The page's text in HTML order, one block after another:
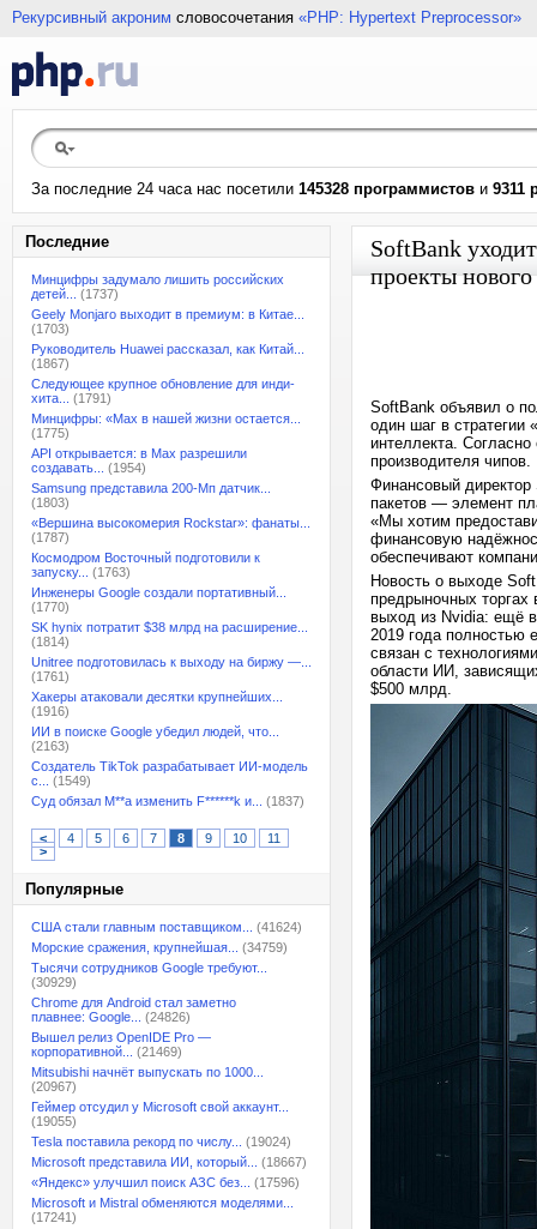
Рекурсивный акроним словосочетания «PHP: Hypertext Preprocessor»
За последние 24 часа нас посетили 145328 программистов и 9311
Последние
Минцифры задумало лишить российских
детей...
(1737)
Geely Monjaro выходит в премиум: в Китае...
(1703)
Руководитель Huawei рассказал, как Китай...
(1867)
Следующее крупное обновление для инди-
хита...
(1791)
Минцифры: «Max в нашей жизни остается...
(1775)
API открывается: в Max разрешили
создавать...
(1954)
Samsung представила 200-Мп датчик...
(1803)
«Вершина высокомерия Rockstar»: фанаты...
(1787)
Космодром Восточный подготовили к
запуску...
(1763)
Инженеры Google создали портативный...
(1770)
SK hynix потратит $38 млрд на расширение...
(1814)
Unitree подготовилась к выходу на биржу —...
(1761)
Хакеры атаковали десятки крупнейших...
(1916)
ИИ в поиске Google убедил людей, что...
(2163)
Создатель TikTok разрабатывает ИИ-модель
с...
(1549)
Суд обязал M**a изменить F******k и...
(1837)
< 4 5 6 7 8 9 10
11
>
Популярные
США стали главным поставщиком...
(41624)
Морские сражения, крупнейшая...
(34759)
Тысячи сотрудников Google требуют...
(30929)
Chrome для Android стал заметно
плавнее: Google...
(24826)
Вышел релиз OpenIDE Pro —
корпоративной...
(21469)
Mitsubishi начнёт выпускать по 1000...
(20967)
Геймер отсудил у Microsoft свой аккаунт...
(19055)
Tesla поставила рекорд по числу...
(19024)
Microsoft представила ИИ, который...
(18667)
«Яндекс» улучшил поиск АЗС без...
(17596)
Microsoft и Mistral обменяются моделями...
(17241)
SoftBank
проекты
SoftBank объявил о
один шаг в стратегии
интеллекта.
производителя
Финансовый директор
пакетов — элемент
«Мы хотим
финансовую
обеспечивают
Новость о выходе
предрыночных
выход из Nvidia: ещё
2019 года полностью
связан с
области ИИ,
$500 млрд.